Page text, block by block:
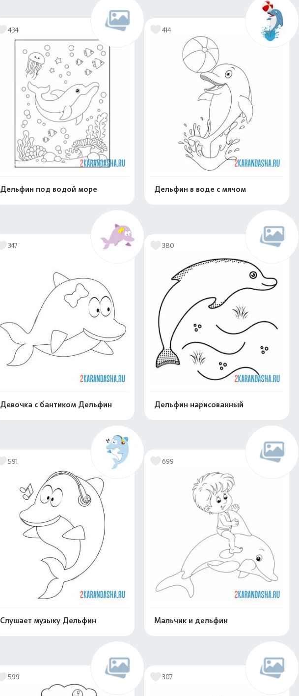
434
Дельфин под водой море
414
Дельфин в воде с мячом
347
Девочка с бантиком Дельфин
380
Дельфин нарисованный
591
Слушает музыку Дельфин
699
Мальчик и дельфин
599 307